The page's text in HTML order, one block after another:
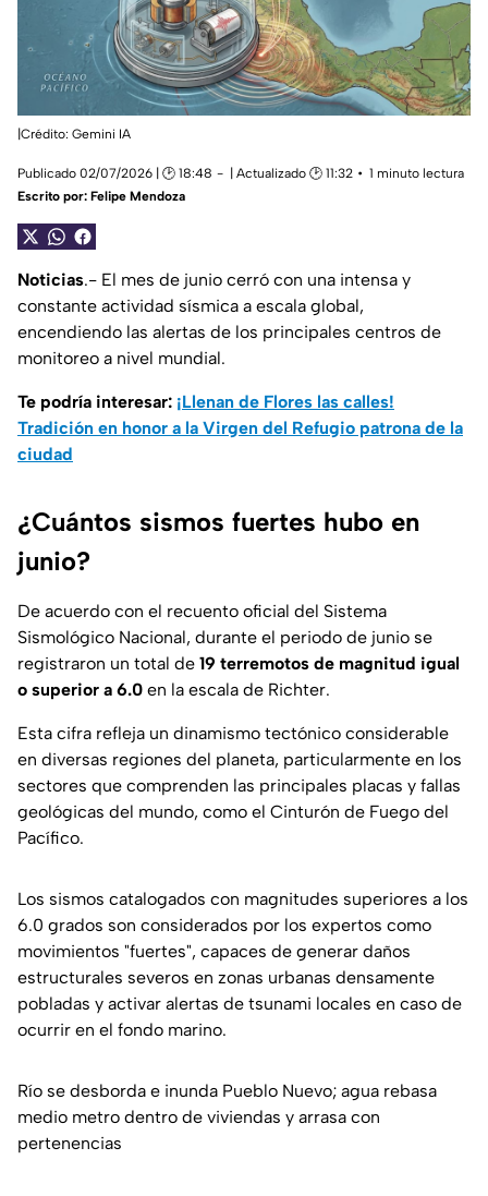
|Crédito: Gemini IA
Publicado 02/07/2026 | 🕑 18:48 | Actualizado 🕑 11:32
1 minuto lectura
Escrito por: Felipe Mendoza
Noticias.- El mes de junio cerró con una intensa y
constante actividad sísmica a escala global,
encendiendo las alertas de los principales centros de
monitoreo a nivel mundial.
Te podría interesar: ¡Llenan de Flores las calles!
Tradición en honor a la Virgen del Refugio patrona de la
ciudad
¿Cuántos sismos fuertes hubo en
junio?
De acuerdo con el recuento oficial del Sistema
Sismológico Nacional, durante el periodo de junio se
registraron un total de 19 terremotos de magnitud igual
o superior a 6.0 en la escala de Richter.
Esta cifra refleja un dinamismo tectónico considerable
en diversas regiones del planeta, particularmente en los
sectores que comprenden las principales placas y fallas
geológicas del mundo, como el Cinturón de Fuego del
Pacífico.
Los sismos catalogados con magnitudes superiores a los
6.0 grados son considerados por los expertos como
movimientos "fuertes", capaces de generar daños
estructurales severos en zonas urbanas densamente
pobladas y activar alertas de tsunami locales en caso de
ocurrir en el fondo marino.
Río se desborda e inunda Pueblo Nuevo; agua rebasa
medio metro dentro de viviendas y arrasa con
pertenencias